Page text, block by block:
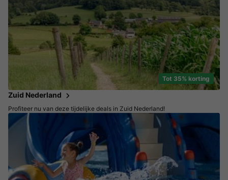
Tot 35% korting
Zuid Nederland
Profiteer nu van deze tijdelijke deals in Zuid Nederland!